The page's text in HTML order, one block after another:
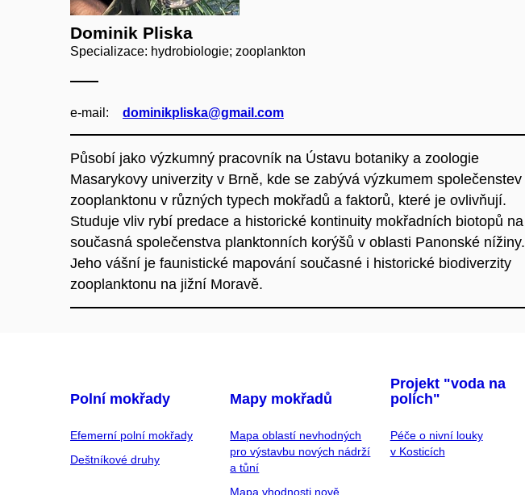
Dominik Pliska
Specializace: hydrobiologie; zooplankton
e‑mail: dominikpliska@gmail.com
Působí jako výzkumný pracovník na Ústavu botaniky a zoologie
Masarykovy univerzity v Brně, kde se zabývá výzkumem společenstev
zooplanktonu v různých typech mokřadů a faktorů, které je ovlivňují.
Studuje vliv rybí predace a historické kontinuity mokřadních biotopů na
současná společenstva planktonních korýšů v oblasti Panonské nížiny.
Jeho vášní je faunistické mapování současné i historické biodiverzity
zooplanktonu na jižní Moravě.
Polní mokřady
Efemerní polní mokřady
Deštníkové druhy
Mapy mokřadů
Mapa oblastí nevhodných
pro výstavbu nových nádrží
a tůní
Mapa vhodnosti nově
Projekt "voda na
polích"
Péče o nivní louky
v Kosticích